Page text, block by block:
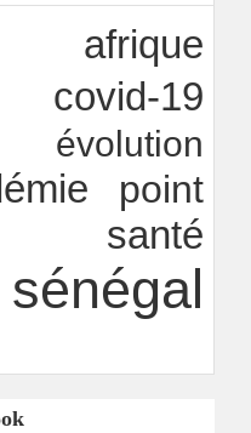
afrique
covid-19
évolution
point
santé
sénégal